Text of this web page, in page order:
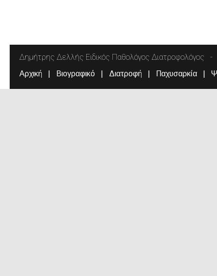
Δημήτρης Δελλής Ειδικός Παθολόγος Διατροφολόγος
Αρχική Βιογραφικό Διατροφή Παχυσαρκία